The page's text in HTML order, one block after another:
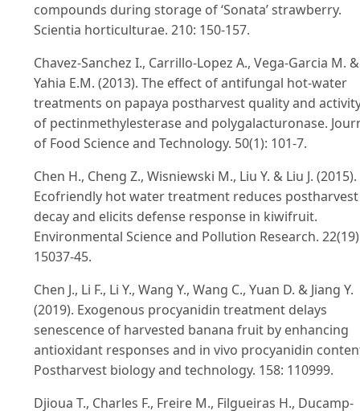
compounds during storage of ‘Sonata’ strawberry.
Scientia horticulturae. 210: 150-157.
Chavez-Sanchez I., Carrillo-Lopez A., Vega-Garcia M. &
Yahia E.M. (2013). The effect of antifungal hot-water
treatments on papaya postharvest quality and
of pectinmethylesterase and polygalacturonase.
of Food Science and Technology. 50(1): 101-7.
Chen H., Cheng Z., Wisniewski M., Liu Y. & Liu J. (2015).
Ecofriendly hot water treatment reduces postharvest
decay and elicits defense response in kiwifruit.
Environmental Science and Pollution Research.
15037-45.
Chen J., Li F., Li Y., Wang Y., Wang C., Yuan D. & Jiang Y.
(2019). Exogenous procyanidin treatment delays
senescence of harvested banana fruit by enhancing
antioxidant responses and in vivo procyanidin
Postharvest biology and technology. 158: 110999.
Djioua T., Charles F., Freire M., Filgueiras H., Ducamp-